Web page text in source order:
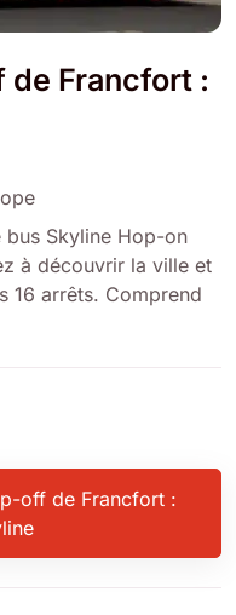
Francfort :
bus Skyline Hop-on
à découvrir la ville et
16 arrêts. Comprend
off de Francfort :